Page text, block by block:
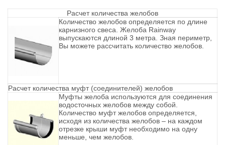
Расчет количества желобов
Количество желобов определяется по длине
карнизного свеса. Желоба Rainway
выпускаются длиной 3 метра. Зная периметр,
Вы можете рассчитать количество желобов.
Расчет количества муфт (соединителей) желобов
Муфты желоба используются для соединения
водосточных желобов между собой.
Количество муфт желобов определяется,
исходя из количества желобов – на каждом
отрезке крыши муфт необходимо на одну
меньше, чем желобов.